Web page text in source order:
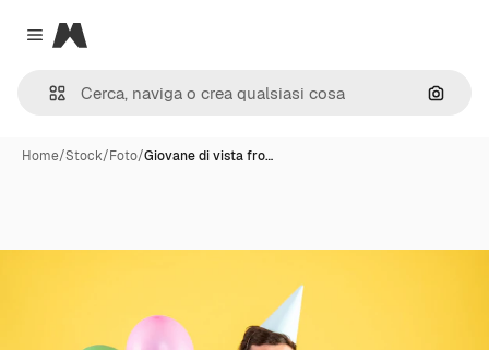
Close menu
Magnific
Cerca
Home/Stock/Foto/Giovane di vista fro…